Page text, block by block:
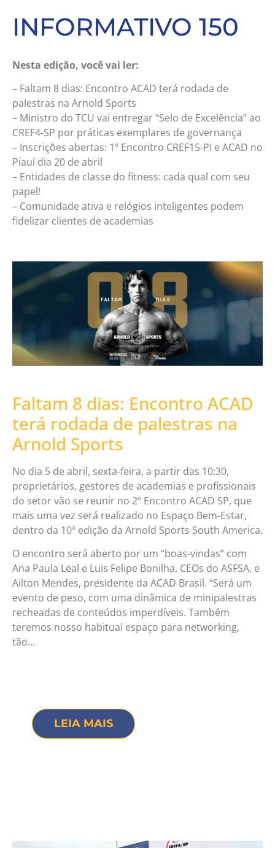
INFORMATIVO 150
Nesta edição, você vai ler:
– Faltam 8 dias: Encontro ACAD terá rodada de
palestras na Arnold Sports
– Ministro do TCU vai entregar “Selo de Excelência” ao
CREF4-SP por práticas exemplares de governança
– Inscrições abertas: 1º Encontro CREF15-PI e ACAD no
Piauí dia 20 de abril
– Entidades de classe do fitness: cada qual com seu
papel!
– Comunidade ativa e relógios inteligentes podem
fidelizar clientes de academias
Faltam 8 dias: Encontro ACAD
terá rodada de palestras na
Arnold Sports
No dia 5 de abril, sexta-feira, a partir das 10:30,
proprietários, gestores de academias e profissionais
do setor vão se reunir no 2º Encontro ACAD SP, que
mais uma vez será realizado no Espaço Bem-Estar,
dentro da 10ª edição da Arnold Sports South America.
O encontro será aberto por um “boas-vindas” com
Ana Paula Leal e Luis Felipe Bonilha, CEOs do ASFSA, e
Ailton Mendes, presidente da ACAD Brasil. “Será um
evento de peso, com uma dinâmica de minipalestras
recheadas de conteúdos imperdíveis. Também
teremos nosso habitual espaço para networking,
tão…
LEIA MAIS